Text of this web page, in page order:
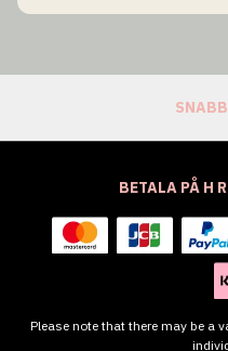
BETALA PÅ H
Please note that there may be a